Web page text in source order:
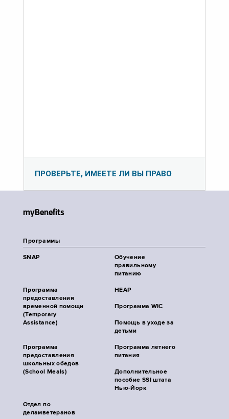
ПРОВЕРЬТЕ, ИМЕЕТЕ ЛИ ВЫ ПРАВО
myBenefits
Программы
SNAP
Обучение
правильному
питанию
Программа
предоставления
временной помощи
(Temporary
Assistance)
HEAP
Программа WIC
Помощь в уходе за
детьми
Программа
предоставления
школьных обедов
(School Meals)
Программа летнего
питания
Дополнительное
пособие SSI штата
Нью-Йорк
Отдел по
деламветеранов